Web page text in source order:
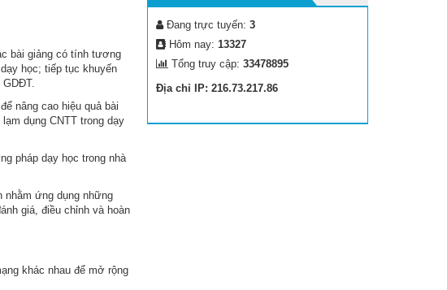
bài giảng có tính tương
học; tiếp tục khuyến
nâng cao hiệu quả bài
dụng CNTT trong dạy
pháp dạy học trong nhà
nhằm ứng dụng những
giá, điều chỉnh và hoàn
khác nhau để mở rộng
Đang trực tuyến: 3
Hôm nay: 13327
Tổng truy cập: 33478895
Địa chỉ IP: 216.73.217.86